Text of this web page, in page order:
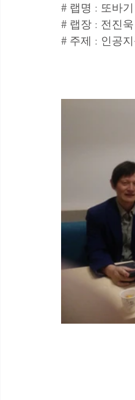
# 랩명 : 또바기
# 랩장 : 전진
# 주제 : 인공